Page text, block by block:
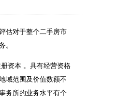
估对于整个二手房市
。
资本 。具有经营资格
域范围及价值数额不
务所的业务水平有个